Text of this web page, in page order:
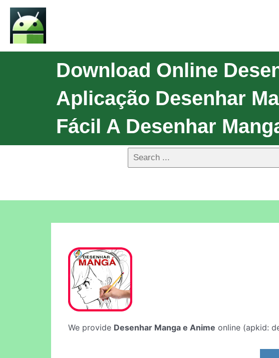
Download Online
Aplicação Desenhar
Fácil A Desenhar
We provide Desenhar Manga e Anime online (apkid: